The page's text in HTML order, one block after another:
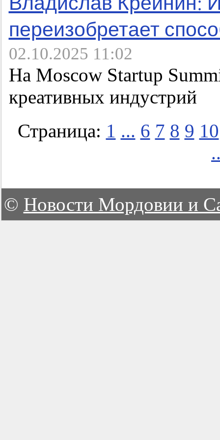
переизобретает
02.10.2025 11:02
На Moscow Startup
креативных индустрий
Страница: 1 ... 6 7 8 9 10
© Новости Мордовии и